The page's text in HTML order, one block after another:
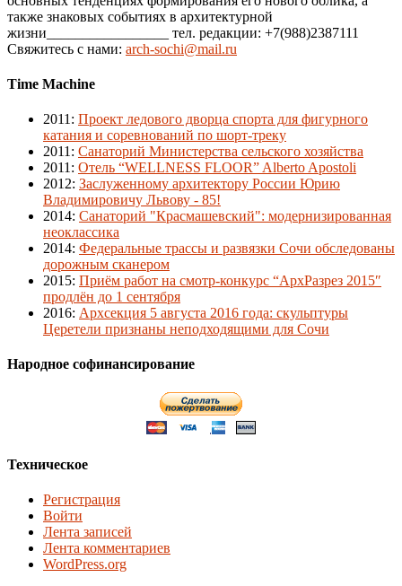
также знаковых событиях в архитектурной
жизни_________________ тел. редакции: +7(988)2387111
Свяжитесь с нами: arch-sochi@mail.ru
Time Machine
2011 : Проект ледового дворца спорта для фигурного
катания и соревнований по шорт-треку
2011 : Санаторий Министерства сельского хозяйства
2011 : Отель “WELLNESS FLOOR” Alberto Apostoli
2012: Заслуженному архитектору России Юрию
Владимировичу Львову - 85!
2014: Санаторий "Красмашевский": модернизированная
неоклассика
2014: Федеральные трассы и развязки Сочи обследованы
дорожным сканером
2015: Приём работ на смотр-конкурс “АрхРазрез 2015″
продлён до 1 сентября
2016: Архсекция 5 августа 2016 года: скульптуры
Церетели признаны неподходящими для Сочи
Народное софинансирование
Техническое
Регистрация
Войти
Лента записей
Лента комментариев
WordPress.org